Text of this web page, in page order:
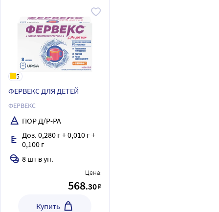
5
ФЕРВЕКС ДЛЯ ДЕТЕЙ
ФЕРВЕКС
ПОР Д/Р-РА
Доз. 0,280 г + 0,010 г +
0,100 г
8 шт в уп.
Цена:
568.30₽
Купить